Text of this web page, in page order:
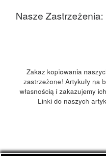
Nasze Zastrzeżenia:
Zakaz kopiowania
zastrzeżone! Artykuły na
własnością i zakazujemy
Linki do naszych